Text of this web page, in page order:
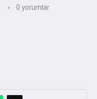
0 yorumlar